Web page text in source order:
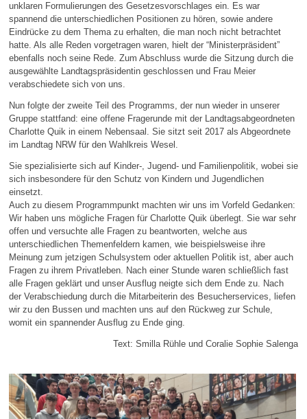
unklaren Formulierungen des Gesetzesvorschlages ein. Es war
spannend die unterschiedlichen Positionen zu hören, sowie andere
Eindrücke zu dem Thema zu erhalten, die man noch nicht betrachtet
hatte. Als alle Reden vorgetragen waren, hielt der “Ministerpräsident”
ebenfalls noch seine Rede. Zum Abschluss wurde die Sitzung durch die
ausgewählte Landtagspräsidentin geschlossen und Frau Meier
verabschiedete sich von uns.
Nun folgte der zweite Teil des Programms, der nun wieder in unserer
Gruppe stattfand: eine offene Fragerunde mit der Landtagsabgeordneten
Charlotte Quik in einem Nebensaal. Sie sitzt seit 2017 als Abgeordnete
im Landtag NRW für den Wahlkreis Wesel.
Sie spezialisierte sich auf Kinder-, Jugend- und Familienpolitik, wobei sie
sich insbesondere für den Schutz von Kindern und Jugendlichen
einsetzt.
Auch zu diesem Programmpunkt machten wir uns im Vorfeld Gedanken:
Wir haben uns mögliche Fragen für Charlotte Quik überlegt. Sie war sehr
offen und versuchte alle Fragen zu beantworten, welche aus
unterschiedlichen Themenfeldern kamen, wie beispielsweise ihre
Meinung zum jetzigen Schulsystem oder aktuellen Politik ist, aber auch
Fragen zu ihrem Privatleben. Nach einer Stunde waren schließlich fast
alle Fragen geklärt und unser Ausflug neigte sich dem Ende zu. Nach
der Verabschiedung durch die Mitarbeiterin des Besucherservices, liefen
wir zu den Bussen und machten uns auf den Rückweg zur Schule,
womit ein spannender Ausflug zu Ende ging.
Text: Smilla Rühle und Coralie Sophie Salenga